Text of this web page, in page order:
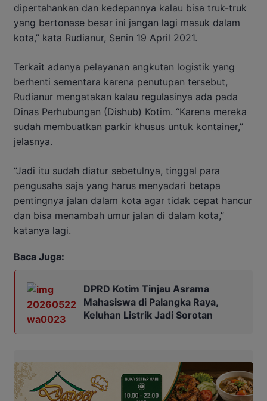
dipertahankan dan kedepannya kalau bisa truk-truk
yang bertonase besar ini jangan lagi masuk dalam
kota,” kata Rudianur, Senin 19 April 2021.
Terkait adanya pelayanan angkutan logistik yang
berhenti sementara karena penutupan tersebut,
Rudianur mengatakan kalau regulasinya ada pada
Dinas Perhubungan (Dishub) Kotim. “Karena mereka
sudah membuatkan parkir khusus untuk kontainer,”
jelasnya.
“Jadi itu sudah diatur sebetulnya, tinggal para
pengusaha saja yang harus menyadari betapa
pentingnya jalan dalam kota agar tidak cepat hancur
dan bisa menambah umur jalan di dalam kota,”
katanya lagi.
Baca Juga:
DPRD Kotim Tinjau Asrama
Mahasiswa di Palangka Raya,
Keluhan Listrik Jadi Sorotan